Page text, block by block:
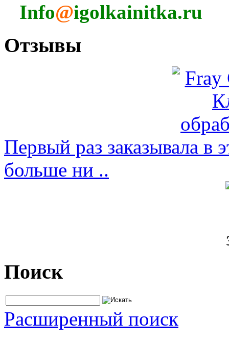
Info@igolkainitka.ru
Отзывы
Первый раз заказывала в
больше ни ..
Поиск
Расширенный поиск